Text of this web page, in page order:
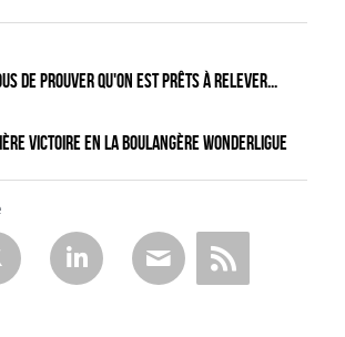
DE PROUVER QU'ON EST PRÊTS À RELEVER...
VICTOIRE EN LA BOULANGÈRE WONDERLIGUE